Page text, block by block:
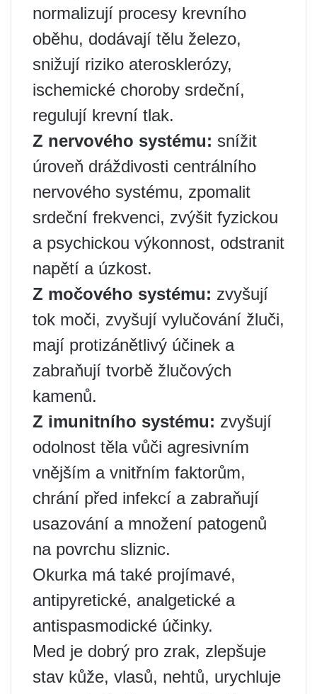
normalizují procesy krevního
oběhu, dodávají tělu železo,
snižují riziko aterosklerózy,
ischemické choroby srdeční,
regulují krevní tlak.
Z nervového systému: snížit
úroveň dráždivosti centrálního
nervového systému, zpomalit
srdeční frekvenci, zvýšit fyzickou
a psychickou výkonnost, odstranit
napětí a úzkost.
Z močového systému: zvyšují
tok moči, zvyšují vylučování žluči,
mají protizánětlivý účinek a
zabraňují tvorbě žlučových
kamenů.
Z imunitního systému: zvyšují
odolnost těla vůči agresivním
vnějším a vnitřním faktorům,
chrání před infekcí a zabraňují
usazování a množení patogenů
na povrchu sliznic.
Okurka má také projímavé,
antipyretické, analgetické a
antispasmodické účinky.
Med je dobrý pro zrak, zlepšuje
stav kůže, vlasů, nehtů, urychluje